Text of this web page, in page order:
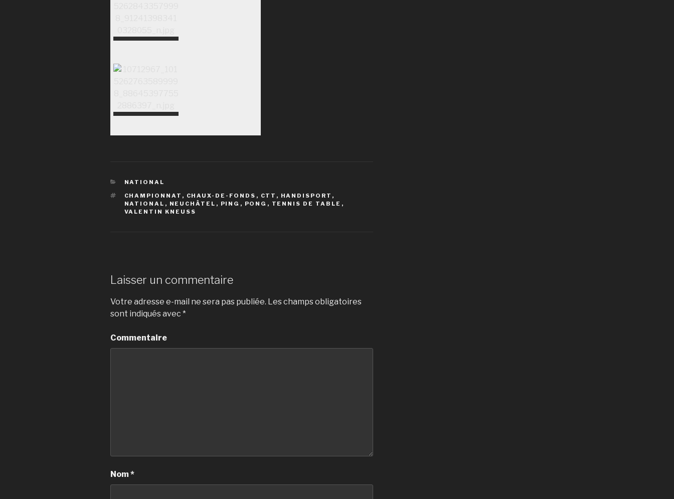
CATÉGORIES
NATIONAL
ÉTIQUETTES
CHAMPIONNAT , CHAUX-DE-FONDS , CTT , HANDISPORT ,
NATIONAL , NEUCHÂTEL , PING , PONG , TENNIS DE TABLE ,
VALENTIN KNEUSS
Laisser un commentaire
Votre adresse e-mail ne sera pas publiée. Les champs obligatoires
sont indiqués avec *
Commentaire
Nom*